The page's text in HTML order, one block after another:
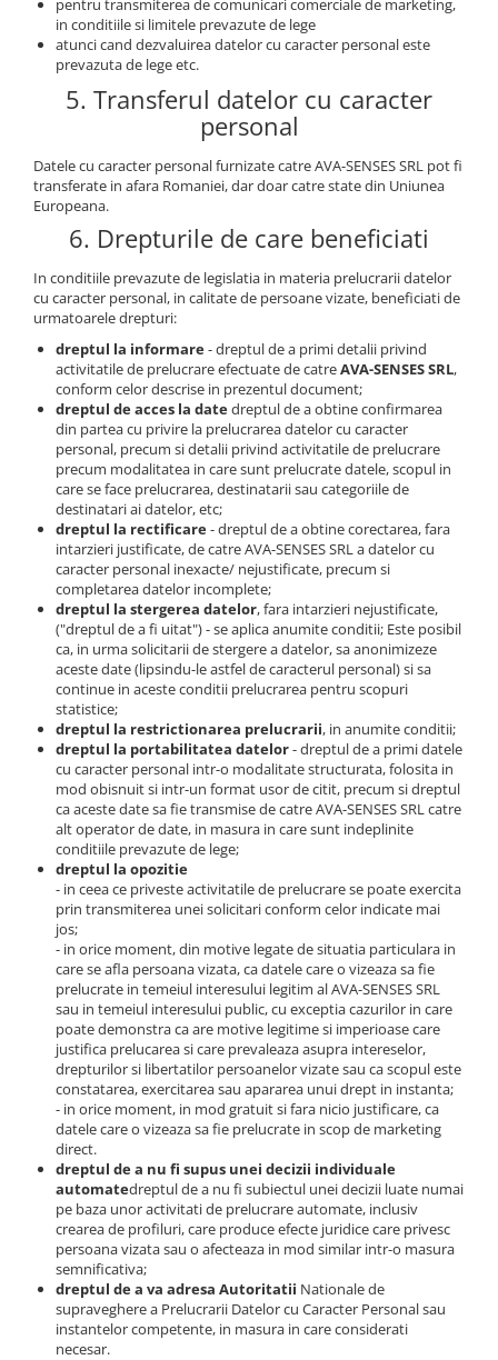
pentru transmiterea de comunicari comerciale de marketing,
in conditiile si limitele prevazute de lege
atunci cand dezvaluirea datelor cu caracter personal este
prevazuta de lege etc.
5. Transferul datelor cu caracter
personal
Datele cu caracter personal furnizate catre AVA-SENSES SRL pot fi
transferate in afara Romaniei, dar doar catre state din Uniunea
Europeana.
6. Drepturile de care beneficiati
In conditiile prevazute de legislatia in materia prelucrarii datelor
cu caracter personal, in calitate de persoane vizate, beneficiati de
urmatoarele drepturi:
dreptul la informare- dreptul de a primi detalii privind
activitatile de prelucrare efectuate de catreAVA-SENSES SRL,
conform celor descrise in prezentul document;
dreptul de acces la datedreptul de a obtine confirmarea
din partea cu privire la prelucrarea datelor cu caracter
personal, precum si detalii privind activitatile de prelucrare
precum modalitatea in care sunt prelucrate datele, scopul in
care se face prelucrarea, destinatarii sau categoriile de
destinatari ai datelor, etc;
dreptul la rectificare- dreptul de a obtine corectarea, fara
intarzieri justificate, de catre AVA-SENSES SRL a datelor cu
caracter personal inexacte/ nejustificate, precum si
completarea datelor incomplete;
dreptul la stergerea datelor, fara intarzieri nejustificate,
("dreptul de a fi uitat") - se aplica anumite conditii; Este posibil
ca, in urma solicitarii de stergere a datelor, sa anonimizeze
aceste date (lipsindu-le astfel de caracterul personal) si sa
continue in aceste conditii prelucrarea pentru scopuri
statistice;
dreptul la restrictionarea prelucrarii, in anumite conditii;
dreptul la portabilitatea datelor- dreptul de a primi datele
cu caracter personal intr-o modalitate structurata, folosita in
mod obisnuit si intr-un format usor de citit, precum si dreptul
ca aceste date sa fie transmise de catre AVA-SENSES SRL catre
alt operator de date, in masura in care sunt indeplinite
conditiile prevazute de lege;
dreptul la opozitie
- in ceea ce priveste activitatile de prelucrare se poate exercita
prin transmiterea unei solicitari conform celor indicate mai
jos;
- in orice moment, din motive legate de situatia particulara in
care se afla persoana vizata, ca datele care o vizeaza sa fie
prelucrate in temeiul interesului legitim al AVA-SENSES SRL
sau in temeiul interesului public, cu exceptia cazurilor in care
poate demonstra ca are motive legitime si imperioase care
justifica prelucarea si care prevaleaza asupra intereselor,
drepturilor si libertatilor persoanelor vizate sau ca scopul este
constatarea, exercitarea sau apararea unui drept in instanta;
- in orice moment, in mod gratuit si fara nicio justificare, ca
datele care o vizeaza sa fie prelucrate in scop de marketing
direct.
dreptul de a nu fi supus unei decizii individuale
automatedreptul de a nu fi subiectul unei decizii luate numai
pe baza unor activitati de prelucrare automate, inclusiv
crearea de profiluri, care produce efecte juridice care privesc
persoana vizata sau o afecteaza in mod similar intr-o masura
semnificativa;
dreptul de a va adresa Autoritatii Nationale de
supraveghere a Prelucrarii Datelor cu Caracter Personal sau
instantelor competente, in masura in care considerati
necesar.